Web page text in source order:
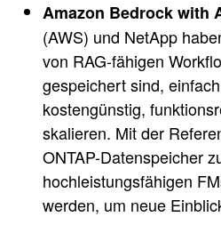
Amazon Bedrock with
(AWS) und NetApp
von RAG-fähigen
gespeichert sind,
kostengünstig,
skalieren. Mit der
ONTAP-Datenspeicher
hochleistungsfähigen
werden, um neue